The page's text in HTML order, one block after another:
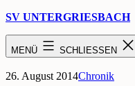
Zum
SV UNTERGRIESBACH
MENÜ SCHLIESSEN
Saison 1981/1982
Veröffentlicht
26. August 2014Kategorisiert
Chronik